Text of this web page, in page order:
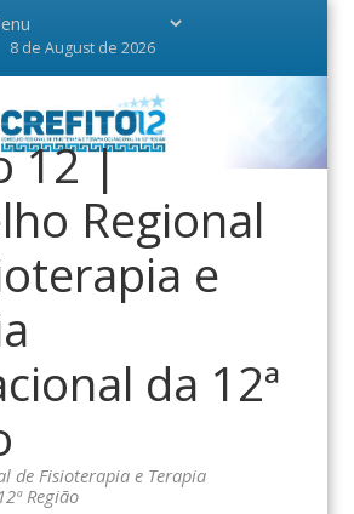
8 de August de 2026
12 |
Regional
e
da 12ª
de Fisioterapia e Terapia
Região